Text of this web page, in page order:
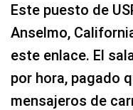
Este puesto de
Anselmo,
este enlace. El
por hora, pagado
mensajeros de